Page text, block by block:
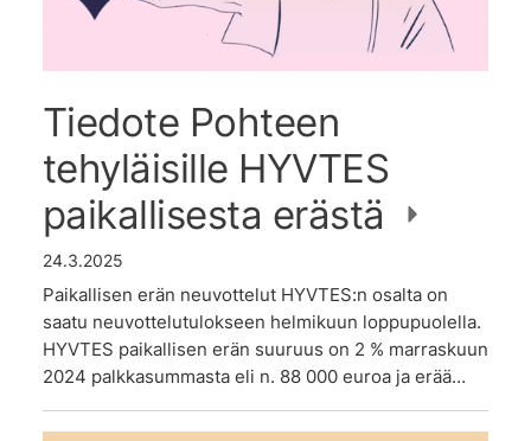
Tiedote Pohteen
tehyläisille HYVTES
paikallisesta erästä
24.3.2025
Paikallisen erän neuvottelut HYVTES:n osalta on
saatu neuvottelutulokseen helmikuun loppupuolella.
HYVTES paikallisen erän suuruus on 2 % marraskuun
2024 palkkasummasta eli n. 88 000 euroa ja erää…